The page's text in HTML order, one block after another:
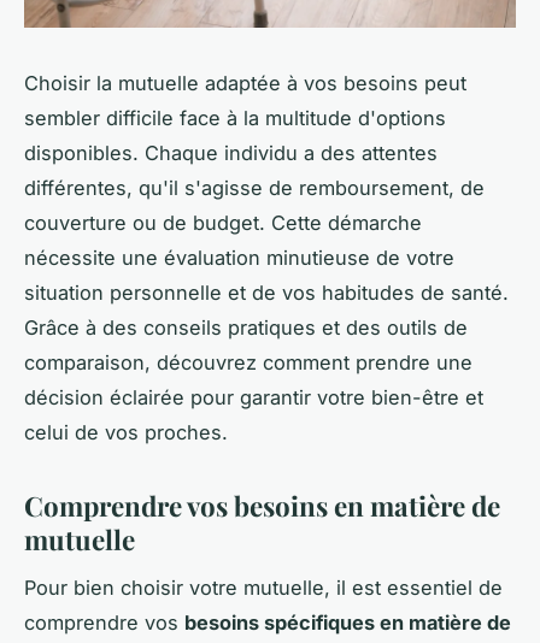
Choisir la mutuelle adaptée à vos besoins peut
sembler difficile face à la multitude d'options
disponibles. Chaque individu a des attentes
différentes, qu'il s'agisse de remboursement, de
couverture ou de budget. Cette démarche
nécessite une évaluation minutieuse de votre
situation personnelle et de vos habitudes de santé.
Grâce à des conseils pratiques et des outils de
comparaison, découvrez comment prendre une
décision éclairée pour garantir votre bien-être et
celui de vos proches.
Comprendre vos besoins en matière de
mutuelle
Pour bien choisir votre mutuelle, il est essentiel de
comprendre vos besoins spécifiques en matière de